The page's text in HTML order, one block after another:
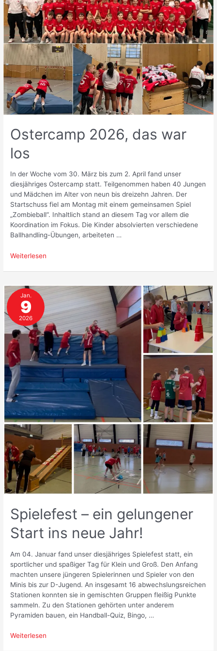
Ostercamp 2026, das war
los
In der Woche vom 30. März bis zum 2. April fand unser
diesjähriges Ostercamp statt. Teilgenommen haben 40 Jungen
und Mädchen im Alter von neun bis dreizehn Jahren. Der
Startschuss fiel am Montag mit einem gemeinsamen Spiel
„Zombieball“. Inhaltlich stand an diesem Tag vor allem die
Koordination im Fokus. Die Kinder absolvierten verschiedene
Ballhandling-Übungen, arbeiteten …
Ostercamp
war
los
Weiterlesen
Jan.
9
2026
Spielefest – ein gelungener
Start ins neue Jahr!
Am 04. Januar fand unser diesjähriges Spielefest statt, ein
sportlicher und spaßiger Tag für Klein und Groß. Den Anfang
machten unsere jüngeren Spielerinnen und Spieler von den
Minis bis zur D-Jugend. An insgesamt 16 abwechslungsreichen
Stationen konnten sie in gemischten Gruppen fleißig Punkte
sammeln. Zu den Stationen gehörten unter anderem
Pyramiden bauen, ein Handball-Quiz, Bingo, …
Spielefest
Weiterlesen